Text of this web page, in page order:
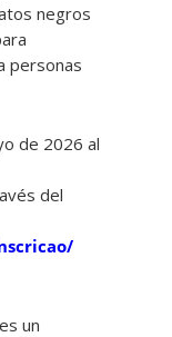
negros
personas
de 2026 al
del
un